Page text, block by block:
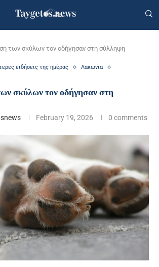
των σκύλων τον οδήγησαν στη σύλληψη
ειδήσεις της ημέρας
Λακωνια
σκύλων τον οδήγησαν στη
February 19, 2026 0 comments